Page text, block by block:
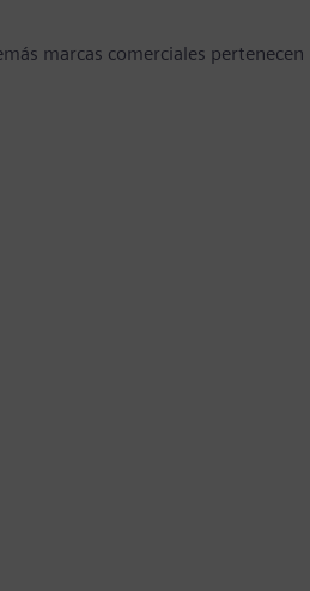
marcas comerciales pertenecen